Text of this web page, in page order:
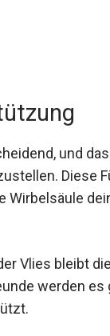
und
Diese
Wirbelsäule
Vlies bleibt
werden